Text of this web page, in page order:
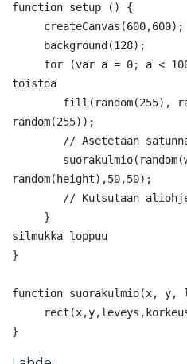
function setup () {
toistoa
random(255));
random(height),50,50);
silmukka loppuu
}
function suorakulmio(x, y,